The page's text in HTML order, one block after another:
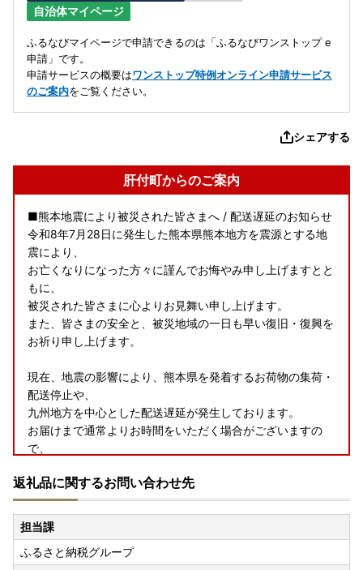
自治体マイページ
ふるなびマイページで申請できるのは「ふるなびワンストップ e
申請」です。
申請サービスの概要はワンストップ特例オンライン申請サービス
のご案内をご覧ください。
シェアする
肝付町からのご案内
■熊本地震により被災された皆さまへ / 配送遅延のお知らせ
令和8年7月28日に発生した熊本県熊本地方を震源とする地
震により、
お亡くなりになった方々に謹んでお悔やみ申し上げますとと
もに、
被災された皆さまに心よりお見舞い申し上げます。
また、皆さまの安全と、被災地域の一日も早い復旧・復興を
お祈り申し上げます。
現在、地震の影響により、熊本県を発着するお荷物の集荷・
配送停止や、
九州地方を中心とした配送遅延が発生しております。
お届けまで通常よりお時間をいただく場合がございますの
で、
----------------------------------------------
■【重要】「ヤマト運輸・転送サービスの有料化」について
のお知らせ
返礼品に関するお問い合わせ先
担当課
ふるさと納税グループ